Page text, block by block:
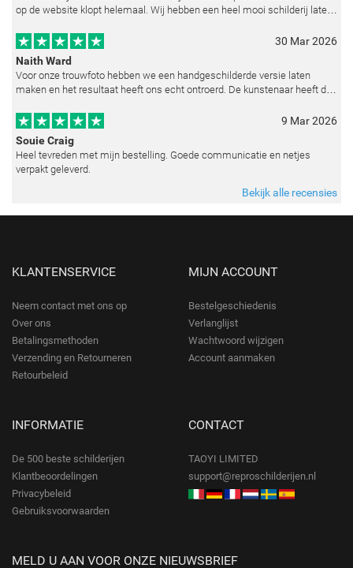
op de website klopt helemaal. Wij hebben een heel mooi schilderij laten
30 Mar 2026
Naith Ward
Voor onze trouwfoto hebben we een handgeschilderde versie laten
maken en het resultaat heeft ons echt ontroerd. De kunstenaar heeft de
9 Mar 2026
Souie Craig
Heel tevreden met mijn bestelling. Goede communicatie en netjes
verpakt geleverd.
Bekijk alle recensies
KLANTENSERVICE
Neem contact met ons op
Over ons
Betalingsmethoden
Verzending en Retourneren
Retourbeleid
MIJN ACCOUNT
Bestelgeschiedenis
Verlanglijst
Wachtwoord wijzigen
Account aanmaken
INFORMATIE
De 500 beste schilderijen
Klantbeoordelingen
Privacybeleid
Gebruiksvoorwaarden
CONTACT
TAOYI LIMITED
support@reproschilderijen.nl
MELD U AAN VOOR ONZE NIEUWSBRIEF